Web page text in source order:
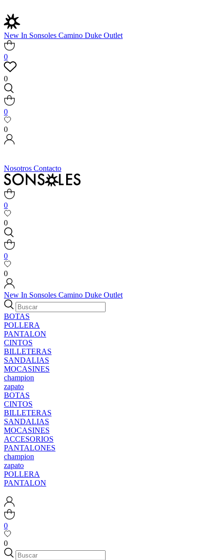
New In Sonsoles Camino Duke Outlet
0
0
0
0
Nosotros Contacto
0
0
0
0
New In Sonsoles Camino Duke Outlet
BOTAS
POLLERA
PANTALON
CINTOS
BILLETERAS
SANDALIAS
MOCASINES
champion
zapato
BOTAS
CINTOS
BILLETERAS
SANDALIAS
MOCASINES
ACCESORIOS
PANTALONES
champion
zapato
POLLERA
PANTALON
0
0